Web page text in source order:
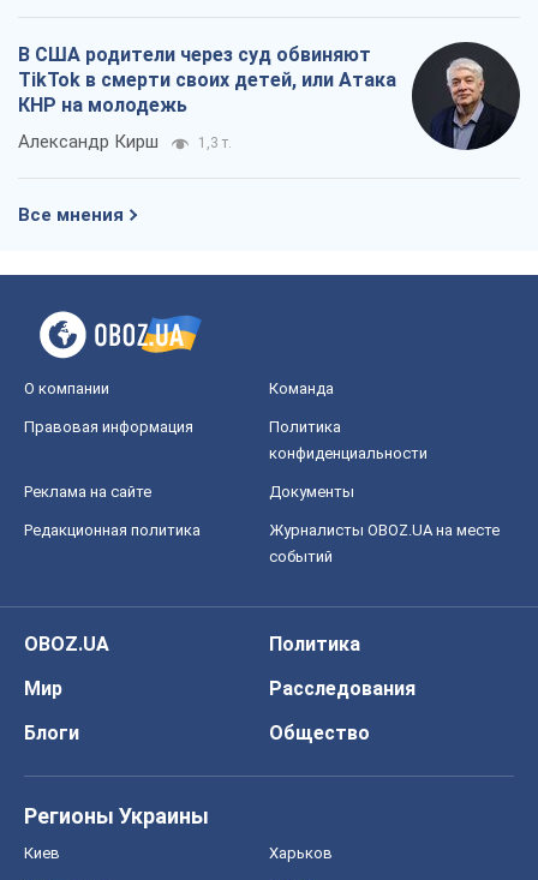
В США родители через суд обвиняют
TikTok в смерти своих детей, или Атака
КНР на молодежь
Александр Кирш 1,3 т.
Все мнения
О компании Команда
Правовая информация
Политика
конфиденциальности
Реклама на сайте Документы
Редакционная политика
Журналисты OBOZ.UA на месте
событий
OBOZ.UA
Политика
Мир
Расследования
Блоги
Общество
Регионы Украины
Киев Харьков